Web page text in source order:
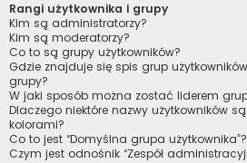
Rangi użytkownika i grupy
Kim są administratorzy?
Kim są moderatorzy?
Co to są grupy użytkowników?
Gdzie znajduje się spis grup
grupy?
W jaki sposób można zostać liderem
Dlaczego niektóre nazwy użytkowników
kolorami?
Co to jest “Domyślna grupa użytkownika”?
Czym jest odnośnik “Zespół